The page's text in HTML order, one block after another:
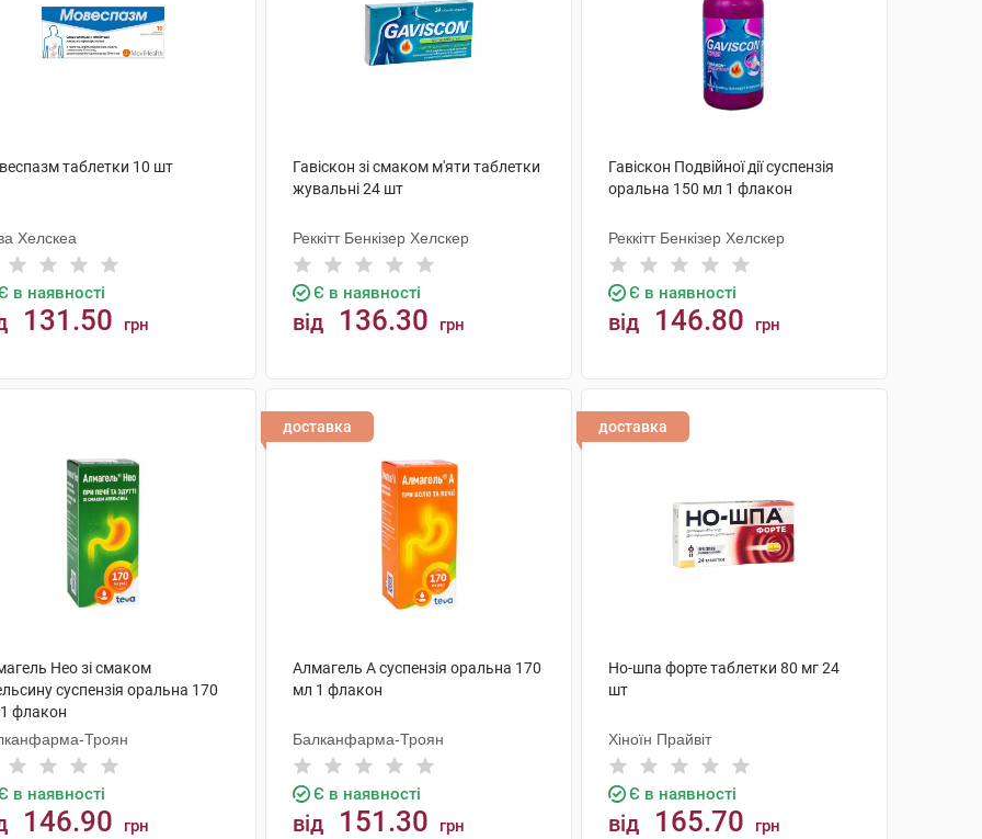
таблетки 10 шт
Хелскеа
в наявності
131.50 грн
Гавіскон зі смаком м'яти таблетки
жувальні 24 шт
Реккітт Бенкізер Хелскер
Є в наявності
від 136.30 грн
Гавіскон Подвійної дії суспензія
оральна 150 мл 1 флакон
Реккітт Бенкізер Хелскер
Є в наявності
від 146.80 грн
Нео зі смаком
суспензія оральна 170
флакон
Троян
в наявності
146.90 грн
доставка
Алмагель А суспензія оральна 170
мл 1 флакон
Балканфарма-Троян
Є в наявності
від 151.30 грн
доставка
Но-шпа форте таблетки 80 мг 24
шт
Хіноїн Прайвіт
Є в наявності
від 165.70 грн